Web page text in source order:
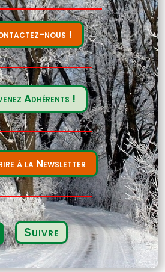
nous !
Adhérents !
à la Newsletter
Suivre